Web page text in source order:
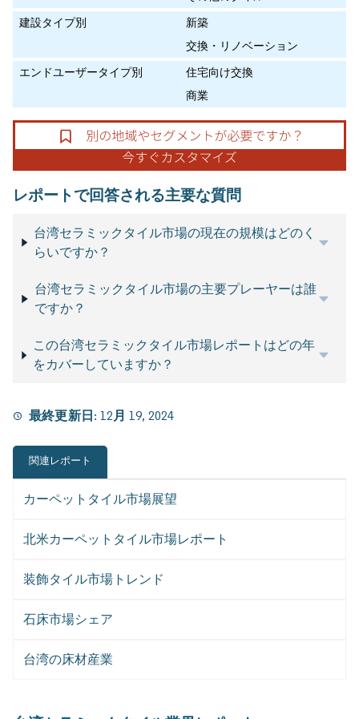
建設タイプ別
新築
交換・リノベーション
エンドユーザータイプ別
住宅向け交換
商業
レポートで回答される主要な質問
台湾セラミックタイル市場の現在の規模はどのく
らいですか？
台湾セラミックタイル市場の主要プレーヤーは誰
ですか？
この台湾セラミックタイル市場レポートはどの年
をカバーしていますか？
最終更新日: 12月 19, 2024
関連レポート
カーペットタイル市場展望
北米カーペットタイル市場レポート
装飾タイル市場トレンド
石床市場シェア
台湾の床材産業